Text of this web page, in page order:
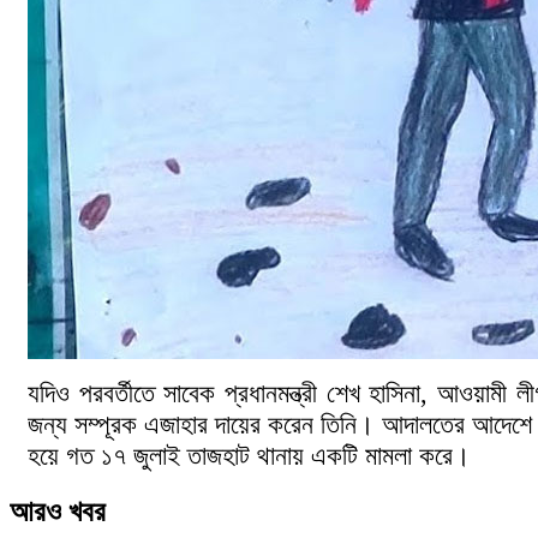
যদিও পরবর্তীতে সাবেক প্রধানমন্ত্রী শেখ হাসিনা,
জন্য সম্পূরক এজাহার দায়ের করেন তিনি। আদালতের
হয়ে গত ১৭ জুলাই তাজহাট থানায় একটি মামলা করে।
আরও খবর